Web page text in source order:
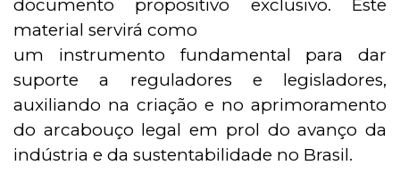
documento propositivo exclusivo. Este
material servirá como
um instrumento fundamental para dar
suporte a reguladores e legisladores,
auxiliando na criação e no aprimoramento
do arcabouço legal em prol do avanço da
indústria e da sustentabilidade no Brasil.